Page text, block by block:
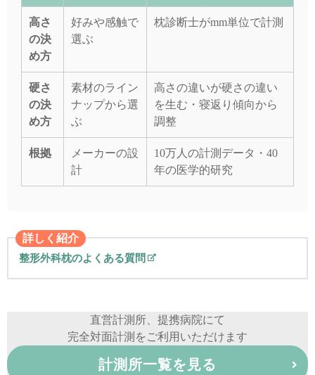
高さ
の決
め方
好みや感触で
選ぶ
枕診断士がmm単位で計測
硬さ
の決
め方
素材のライン
ナップから選
ぶ
高さの違いが硬さの違い
を生む・寝返り傾向から
調整
根拠
メーカーの設
計
10万人の計測データ・40
年の医学的研究
詳しく紹介
整形外科枕のよくある質問
直営計測所、提携病院にて
完全対面計測をご利用いただけます
計測所一覧を見る